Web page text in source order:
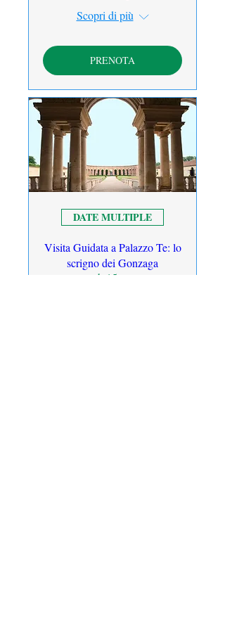
Scopri di più
PRENOTA
DATE MULTIPLE
Visita Guidata a Palazzo Te: lo
scrigno dei Gonzaga
sab 15 ago